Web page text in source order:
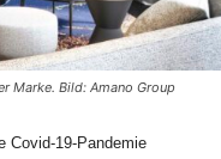
Marke. Bild: Amano Group
Covid-19-Pandemie